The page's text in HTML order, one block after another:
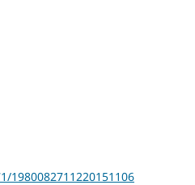
1980082711220151106